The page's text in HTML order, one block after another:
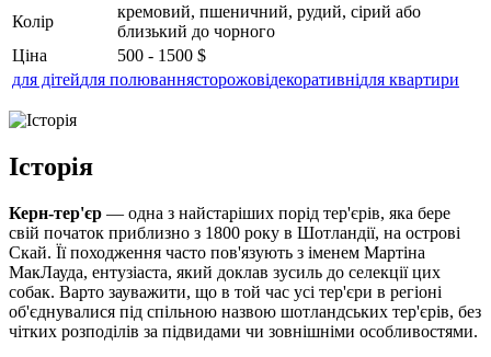
Колір
кремовий, пшеничний, рудий, сірий або
близький до чорного
Ціна
500 - 1500 $
для дітейдля полюваннясторожовідекоративнідля квартири
Історія
Керн-тер'єр — одна з найстаріших порід тер'єрів, яка бере
свій початок приблизно з 1800 року в Шотландії, на острові
Скай. Її походження часто пов'язують з іменем Мартіна
МакЛауда, ентузіаста, який доклав зусиль до селекції цих
собак. Варто зауважити, що в той час усі тер'єри в регіоні
об'єднувалися під спільною назвою шотландських тер'єрів, без
чітких розподілів за підвидами чи зовнішніми особливостями.